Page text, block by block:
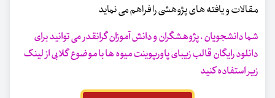
مقالات و یافته های پژوهشی را فراهم می نماید
شما دانشجویان ، پژوهشگران و دانش آموزان گرانقدر می توانید برای
دانلود رایگان قالب زیبای پاورپوینت میوه ها با موضوع گلابی از لینک
زیر استفاده کنید